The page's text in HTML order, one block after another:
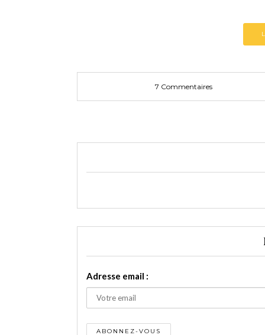
7 Commentaires
Adresse email :